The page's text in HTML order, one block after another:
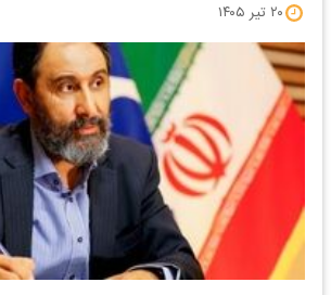
۲۰ تیر ۱۴۰۵